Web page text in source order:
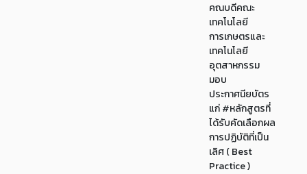
คณบดีคณะ
เทคโนโลยี
การเกษตรและ
เทคโนโลยี
อุตสาหกรรม
มอบ
ประกาศนียบัตร
แก่ #หลักสูตรที่
ได้รับคัดเลือกผล
การปฏิบัติที่เป็น
เลิศ ( Best
Practice )